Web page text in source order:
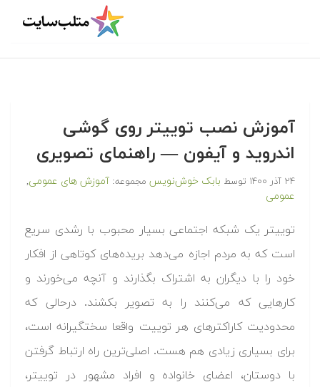
آموزش نصب توییتر روی گوشی
اندروید و آیفون — راهنمای تصویری
۲۴ آذر ۱۴۰۰ توسط بابک خوش‌نویس مجموعه: آموزش های عمومی,
عمومی
توییتر یک شبکه اجتماعی بسیار محبوب با رشدی سریع
است که به مردم اجازه می‌دهد بریده‌های کوتاهی از افکار
خود را با دیگران به اشتراک بگذارند و آنچه می‌خورند و
کارهایی که می‌کنند را به تصویر بکشند. درحالی که
محدودیت کاراکترهای هر توییت واقعا سختگیرانه است،
برای بسیاری زیادی هم هست. اصلی‌ترین راه ارتباط گرفتن
با دوستان، اعضای خانواده و افراد مشهور در توییتر،